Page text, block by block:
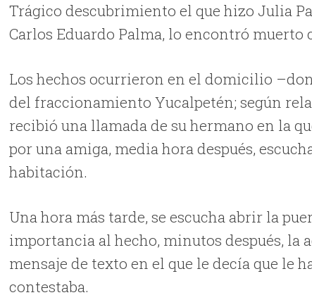
Trágico descubrimiento el que hizo Julia
Carlos Eduardo Palma, lo encontró muerto
Los hechos ocurrieron en el domicilio
del fraccionamiento Yucalpetén; según
recibió una llamada de su hermano en la
por una amiga, media hora después,
habitación.
Una hora más tarde, se escucha abrir la
importancia al hecho, minutos después, la
mensaje de texto en el que le decía que le
contestaba.